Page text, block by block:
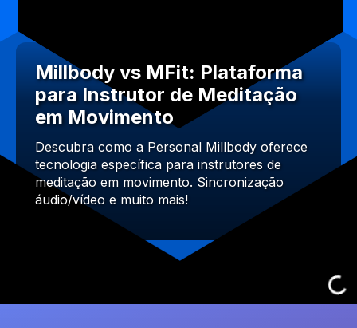
Millbody vs MFit: Plataforma
para Instrutor de Meditação
em Movimento
Descubra como a Personal Millbody oferece
tecnologia específica para instrutores de
meditação em movimento. Sincronização
áudio/vídeo e muito mais!